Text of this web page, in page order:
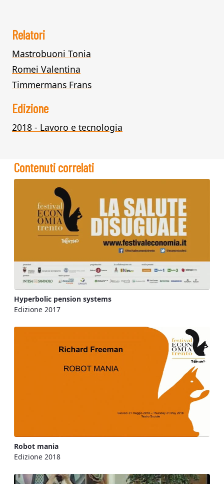
Relatori
Mastrobuoni Tonia
Romei Valentina
Timmermans Frans
Edizione
2018 - Lavoro e tecnologia
Contenuti correlati
Hyperbolic pension systems
Edizione 2017
Robot mania
Edizione 2018